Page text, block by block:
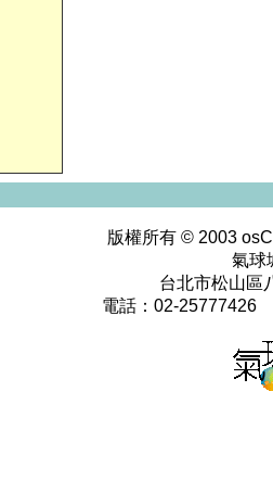
版權所有 © 2003
氣球
台北市松山區
電話：02-25777426